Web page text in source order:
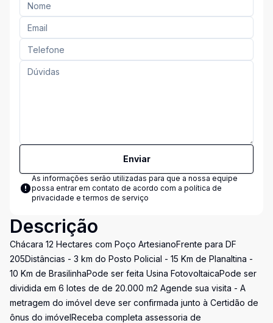
Enviar
As informações serão utilizadas para que a nossa equipe
possa entrar em contato de acordo com a política de
privacidade e termos de serviço
Descrição
Chácara 12 Hectares com Poço ArtesianoFrente para DF
205Distâncias - 3 km do Posto Policial - 15 Km de Planaltina -
10 Km de BrasilinhaPode ser feita Usina FotovoltaicaPode ser
dividida em 6 lotes de de 20.000 m2 Agende sua visita - A
metragem do imóvel deve ser confirmada junto à Certidão de
ônus do imóvelReceba completa assessoria de